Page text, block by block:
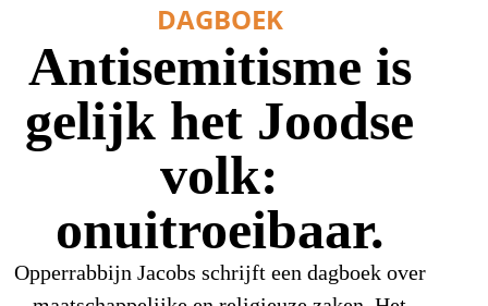
DAGBOEK
Antisemitisme is
gelijk het Joodse
volk:
onuitroeibaar.
Opperrabbijn Jacobs schrijft een dagboek over